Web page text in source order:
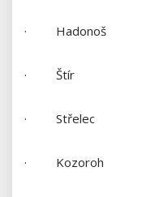
· Hadonoš
· Štír
· Střelec
· Kozoroh